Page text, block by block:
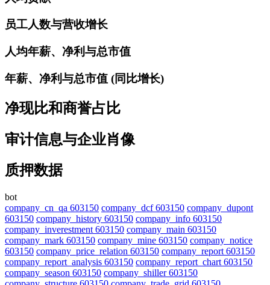
员工人数与营收增长
人均年薪、净利与总市值
年薪、净利与总市值 (同比增长)
净现比和商誉占比
审计信息与企业肖像
质押数据
bot
company_cn_qa 603150 company_dcf 603150 company_dupont
603150 company_history 603150 company_info 603150
company_inverestment 603150 company_main 603150
company_mark 603150 company_mine 603150 company_notice
603150 company_price_relation 603150 company_report 603150
company_report_analysis 603150 company_report_chart 603150
company_season 603150 company_shiller 603150